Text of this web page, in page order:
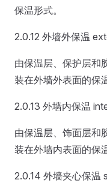
保温形式。
2.0.12 外墙外保温
由保温层、保护层和
装在外墙外表面的保
2.0.13 外墙内保温
由保温层、饰面层和
装在外墙内表面的保
2.0.14 外墙夹心保温